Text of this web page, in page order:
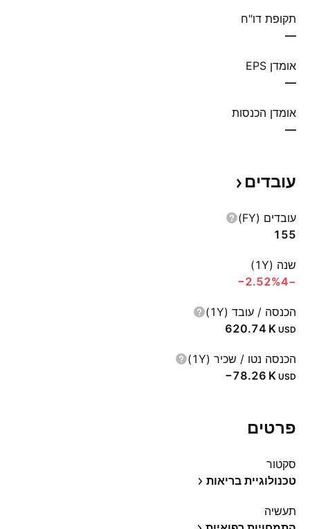
תקופת דו"ח
—
אומדן EPS
—
אומדן הכנסות
—
עובדים
עובדים (FY)
155
שנה (1Y)
−4
‪−2.52%‬
הכנסה / עובד (1Y)
‪620.74 K‬ USD
הכנסה נטו / שכיר (1Y)
‪−78.26 K‬ USD
פרטים
סקטור
טכנולוגיית בריאות
תעשיה